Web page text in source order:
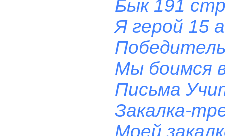
Бык 191
Я герой 15
Мы боимся
Письма
Закалка-
Моей